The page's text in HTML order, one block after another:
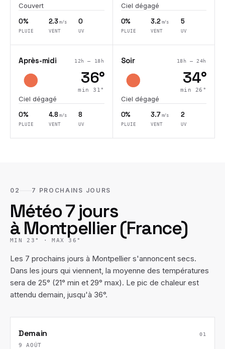
Couvert
0%
PLUIE
2.3 m/s
VENT
0
UV
Ciel dégagé
0%
PLUIE
3.2 m/s
VENT
5
UV
Après-midi 12h – 18h
36°
min31°
Ciel dégagé
0%
PLUIE
4.8 m/s
VENT
8
UV
Soir 18h – 24h
34°
min 26 °
Ciel dégagé
0%
PLUIE
3.7 m/s
VENT
2
UV
02 7 PROCHAINS JOURS
Météo 7 jours
àMontpellier(France)
MIN23 ° · MAX36 °
Les 7 prochains jours à Montpellier s'annoncent secs.
Dans les jours qui viennent, la moyenne des températures
sera de 25° (21° min et 29° max). Le pic de chaleur est
attendu demain, jusqu'à 36°.
Demain
9 AOÛT
01